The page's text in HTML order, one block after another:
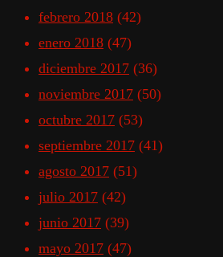
febrero 2018 (42)
enero 2018 (47)
diciembre 2017 (36)
noviembre 2017 (50)
octubre 2017 (53)
septiembre 2017 (41)
agosto 2017 (51)
julio 2017 (42)
junio 2017 (39)
mayo 2017 (47)